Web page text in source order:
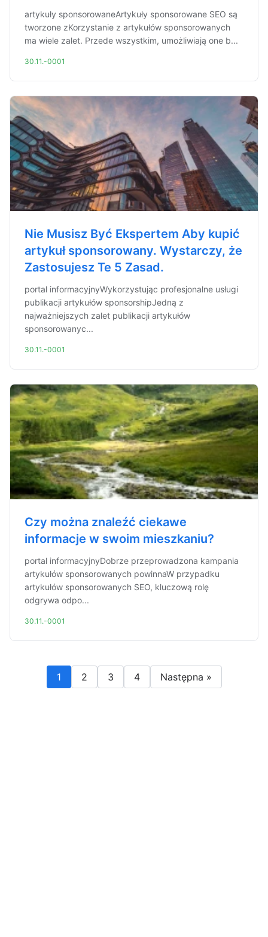
artykuły sponsorowaneArtykuły sponsorowane SEO są
tworzone zKorzystanie z artykułów sponsorowanych
ma wiele zalet. Przede wszystkim, umożliwiają one b...
30.11.-0001
Nie Musisz Być Ekspertem Aby kupić
artykuł sponsorowany. Wystarczy, że
Zastosujesz Te 5 Zasad.
portal informacyjnyWykorzystując profesjonalne usługi
publikacji artykułów sponsorshipJedną z
najważniejszych zalet publikacji artykułów
sponsorowanyc...
30.11.-0001
Czy można znaleźć ciekawe
informacje w swoim mieszkaniu?
portal informacyjnyDobrze przeprowadzona kampania
artykułów sponsorowanych powinnaW przypadku
artykułów sponsorowanych SEO, kluczową rolę
odgrywa odpo...
30.11.-0001
1 2 3 4 Następna »